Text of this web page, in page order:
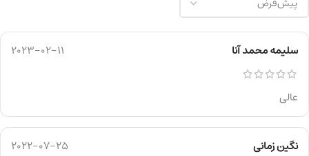
سلیمه محمد آنا 2023-02-11
عالی
نگین زمانی 2022-07-25